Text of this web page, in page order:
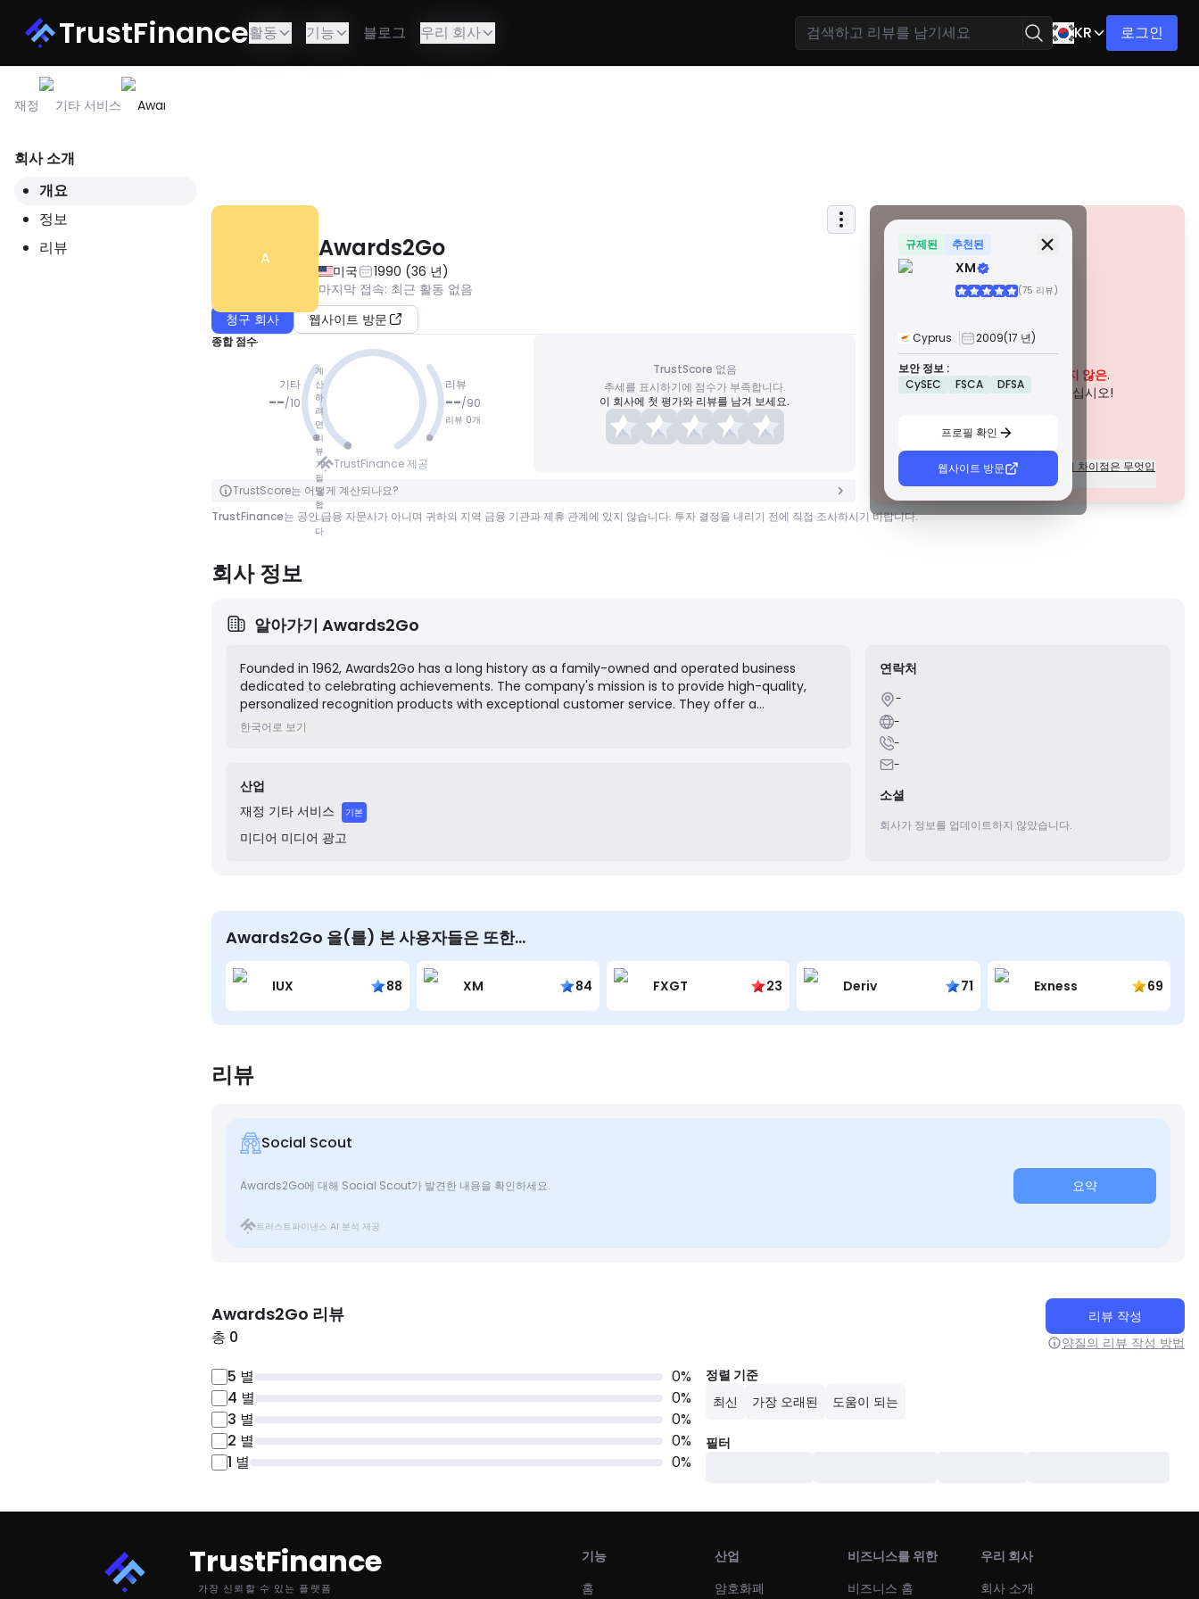
TrustFinance활동 기능 블로그 우리 회사 KR 로그인
재정 기타 서비스 Awards2Go
회사 소개
개요
정보
리뷰
A Awards2Go
미국 1990 (36 년)
마지막 접속: 최근 활동 없음
청구 회사
웹사이트 방문
종합 점수
기타
--/10
계
산
하
려
면
리
뷰
가
필
요
합
니
다
점수 없음
클릭하여 뒤집기
리뷰
--/90
리뷰 0개
TrustFinance 제공
TrustScore 없음
추세를 표시하기에 점수가 부족합니다.
이 회사에 첫 평가와 리뷰를 남겨 보세요.
TrustScore는 어떻게 계산되나요?
규제된 추천된
XM
(75 리뷰)
Cyprus 2009(17 년)
보안 정보 :
CySEC
FSCA DFSA
프로필 확인
웹사이트 방문
보안 정보
경고
이 회사는 현재 입증되지 않은.
잠재적인 위험에 주의하십시오!
각 등급의 라이센스에 대한 규정의 차이점은 무엇입
전 세계적으로 유명한 규제 기관에서 발급한 이 라이선스는
준 준수는 보안을 더욱 강화합니다.
존경받는 지역 규제 기관에서 부여하는 이 라이선스는 자금
분리, 재무 보고 및 보상 제도와 같은 강력한 안전 조치를 제공
합니다. 티어 1만큼 엄격하지는 않지만 신뢰할 수 있는 지역
신흥 시장의 규제 기관에서 발급한 이 라이선스는 최소 자본
요건 및 AML 정책과 같은 기본적인 보호 기능을 제공합니다.
감독이 덜 엄격하므로 거래자는 주의를 기울이고 안전 조치
D급 면허
감독이 최소화된 관할권에서 발행된 이러한 라이선스는 종종
TrustFinance는 공인 금융 자문사가 아니며 귀하의 지역 금융 기관과 제휴 관계에 있지 않습니다. 투자 결정을 내리기 전에 직접 조사하시기 바랍니다.
회사 정보
알아가기 Awards2Go
Founded in 1962, Awards2Go has a long history as a family-owned and operated business
dedicated to celebrating achievements. The company's mission is to provide high-quality,
personalized recognition products with exceptional customer service. They offer a
comprehensive selection of items, including corporate awards, sports trophies, plaques,
한국어로 보기
산업
재정 기타 서비스 기본
미디어 미디어 광고
연락처
-
-
-
-
소셜
회사가 정보를 업데이트하지 않았습니다.
Awards2Go 을(를) 본 사용자들은 또한…
IUX 88 XM 84 FXGT 23 Deriv 71 Exness 69
리뷰
Social Scout
Awards2Go에 대해 Social Scout가 발견한 내용을 확인하세요. 요약
트러스트파이낸스 AI 분석 제공
Awards2Go 리뷰
총 0
리뷰 작성
양질의 리뷰 작성 방법
5 별 0%
4 별 0%
3 별 0%
2 별 0%
1 별 0%
정렬 기준
최신
가장 오래된 도움이 되는
필터
TrustFinance
가장 신뢰할 수 있는 플랫폼
기능
홈
산업
암호화폐
비즈니스를 위한
비즈니스 홈
우리 회사
회사 소개